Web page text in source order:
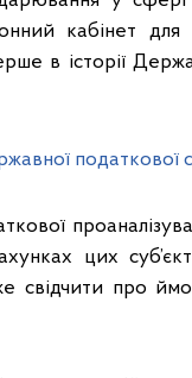
кабінет
в історії
цих
свідчити про